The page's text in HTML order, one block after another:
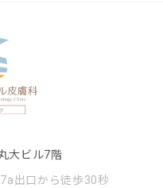
大ビル7階
出口から徒歩30秒